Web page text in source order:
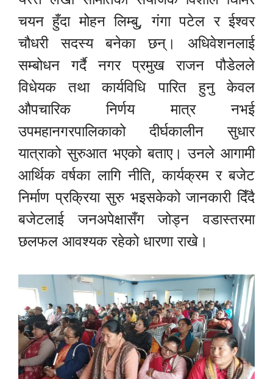
चयन हुँदा मोहन लिम्बु, गंगा पटेल र ईश्वर
चौधरी सदस्य बनेका छन्। अधिवेशनलाई
सम्बोधन गर्दै नगर प्रमुख राजन पौडेलले
विधेयक तथा कार्यविधि पारित हुनु केवल
औपचारिक निर्णय मात्र नभई
उपमहानगरपालिकाको दीर्घकालीन सुधार
यात्राको सुरुआत भएको बताए। उनले आगामी
आर्थिक वर्षका लागि नीति, कार्यक्रम र बजेट
निर्माण प्रक्रिया सुरु भइसकेको जानकारी दिँदै
बजेटलाई जनअपेक्षासँग जोड्न वडास्तरमा
छलफल आवश्यक रहेको धारणा राखे।